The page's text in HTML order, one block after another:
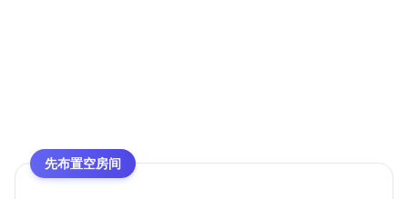
先布置空房间